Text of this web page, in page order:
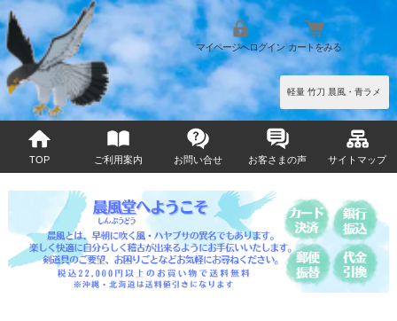
軽量 竹刀 晨風・青ラメ
マイページへログイン カートをみる
TOP ご利用案内 お問い合せ お客さまの声 サイトマップ